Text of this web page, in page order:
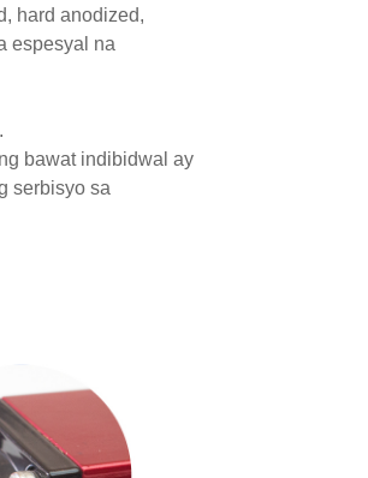
hard anodized,
espesyal na
bawat indibidwal ay
serbisyo sa